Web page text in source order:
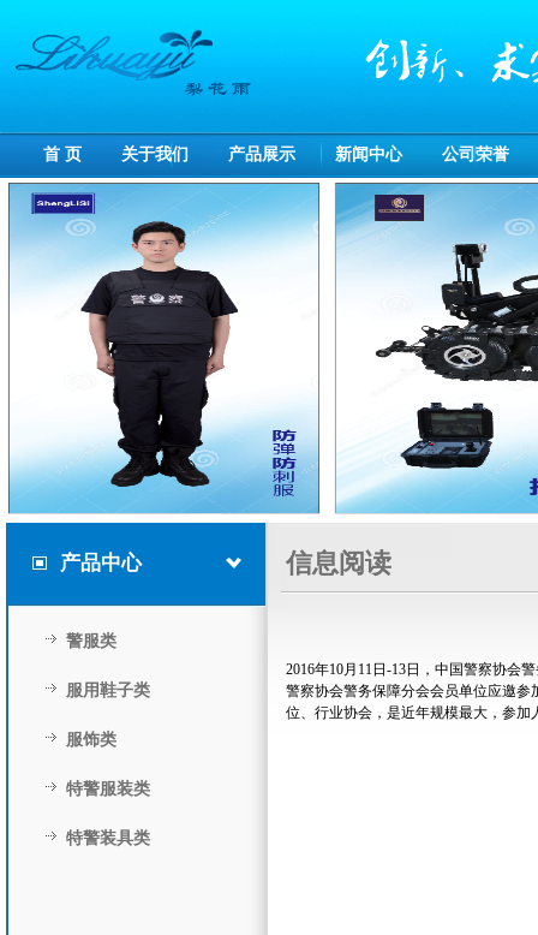
首 页 关于我们 产品展示 新闻中心 公司荣誉
产品中心
警服类
服用鞋子类
服饰类
特警服装类
特警装具类
信息阅读
2016年10月11日-13日，中国警察协会
警察协会警务保障分会会员单位应邀
位、行业协会，是近年规模最大，参加